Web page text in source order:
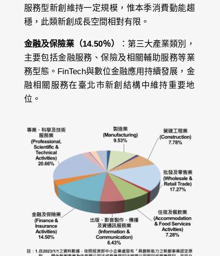
服務型新創維持一定規模，惟本季消費動能趨
穩，此類新創成長空間相對有限。
金融及保險業（14.50％）
：第三大產業類別，
主要包括金融服務、保險及相關輔助服務等業
務型態。FinTech與數位金融應用持續發展，金
融相關服務在臺北市新創結構中維持重要地
位。